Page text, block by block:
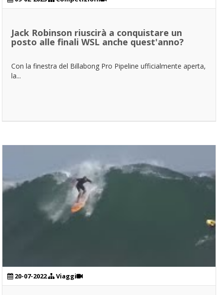
Jack Robinson riuscirà a conquistare un
posto alle finali WSL anche quest'anno?
Con la finestra del Billabong Pro Pipeline ufficialmente aperta,
la...
20-07-2022 Viaggi